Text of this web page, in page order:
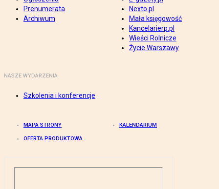
Prenumerata
Archiwum
Nexto.pl
Mała księgowość
Kancelarierp.pl
Wieści Rolnicze
Życie Warszawy
NASZE WYDARZENIA
Szkolenia i konferencje
MAPA STRONY KALENDARIUM
OFERTA PRODUKTOWA